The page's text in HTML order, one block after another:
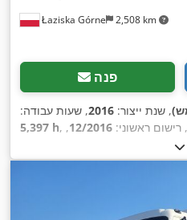
Łaziska Górne 2,508 km
פנה
, שנת ייצור: 2016, שעות עבודה:
5,397 h
, רישום ראשוני: 12/2016
,
דלק:
עצמי:2,800 ק"ג , דלק:דיזל,
מיזוג אוויר, מערכת בלימה